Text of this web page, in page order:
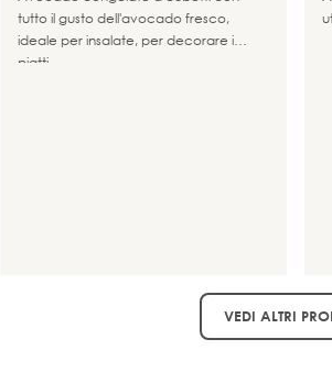
tutto il gusto dell'avocado fresco,
ideale per insalate, per decorare i
piatti...
VEDI ALTRI